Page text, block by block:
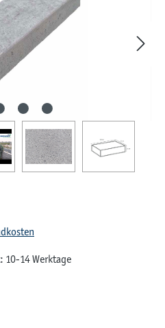
14 Werktage